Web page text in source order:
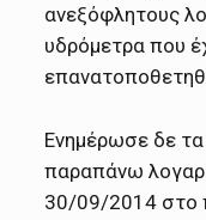
ανεξόφλητους
υδρόμετρα που
Ενημέρωσε δε
παραπάνω
30/09/2014 στο